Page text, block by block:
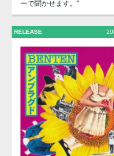
ーで聞かせます。"
RELEASE